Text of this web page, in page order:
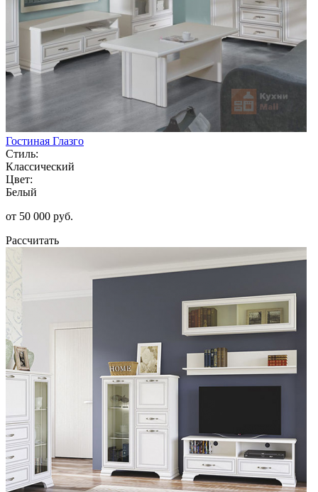
Гостиная Глазго
Стиль:
Классический
Цвет:
Белый
от 50 000 руб.
Рассчитать